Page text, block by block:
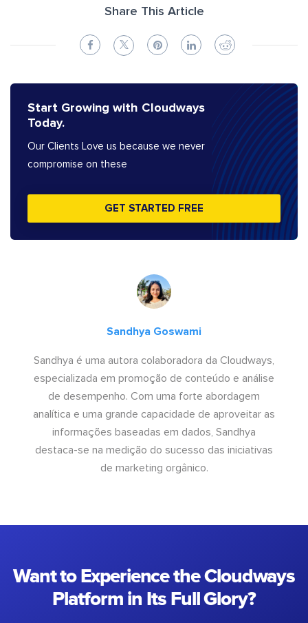
Share This Article
Start Growing with Cloudways
Today.
Our Clients Love us because we never
compromise on these
GET STARTED FREE
Sandhya Goswami
Sandhya é uma autora colaboradora da Cloudways,
especializada em promoção de conteúdo e análise
de desempenho. Com uma forte abordagem
analítica e uma grande capacidade de aproveitar as
informações baseadas em dados, Sandhya
destaca-se na medição do sucesso das iniciativas
de marketing orgânico.
Want to Experience the Cloudways
Platform in Its Full Glory?